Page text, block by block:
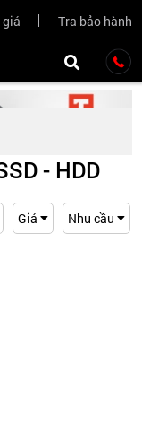
giá Tra bảo hành
- HDD
Giá Nhu cầu